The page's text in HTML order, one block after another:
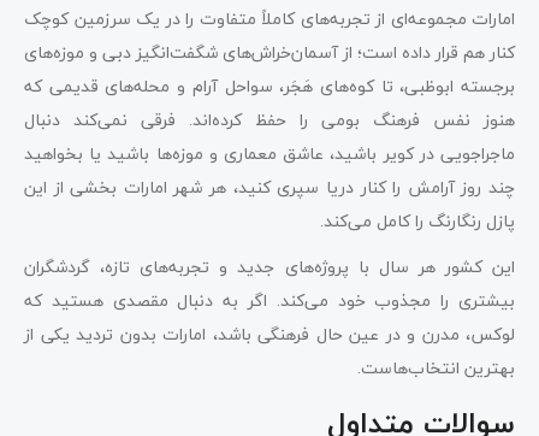
امارات مجموعه‌ای از تجربه‌های کاملاً متفاوت را در یک سرزمین کوچک
کنار هم قرار داده است؛ از آسمان‌خراش‌های شگفت‌انگیز دبی و موزه‌های
برجسته ابوظبی، تا کوه‌های هَجَر، سواحل آرام و محله‌های قدیمی که
هنوز نفس فرهنگ بومی را حفظ کرده‌اند. فرقی نمی‌کند دنبال
ماجراجویی در کویر باشید، عاشق معماری و موزه‌ها باشید یا بخواهید
چند روز آرامش را کنار دریا سپری کنید، هر شهر امارات بخشی از این
پازل رنگارنگ را کامل می‌کند.
این کشور هر سال با پروژه‌های جدید و تجربه‌های تازه، گردشگران
بیشتری را مجذوب خود می‌کند. اگر به دنبال مقصدی هستید که
لوکس، مدرن و در عین حال فرهنگی باشد، امارات بدون تردید یکی از
بهترین انتخاب‌هاست.
سوالات متداول